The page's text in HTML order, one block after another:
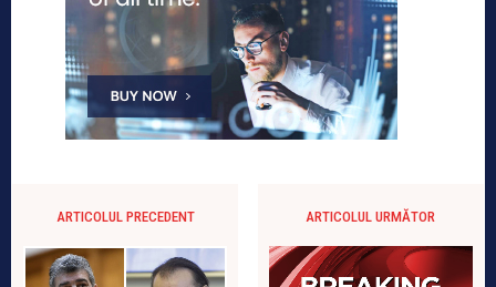
ARTICOLUL PRECEDENT ARTICOLUL URMĂTOR